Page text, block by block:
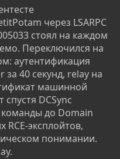
через LSARPC
стоял на каждом
Переключился на
аутентификация
40 секунд, relay на
машинной
DCSync
до Domain
RCE-эксплойтов,
понимании.